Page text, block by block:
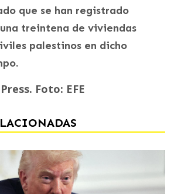
que se han registrado
treintena de viviendas
palestinos en dicho
Foto: EFE